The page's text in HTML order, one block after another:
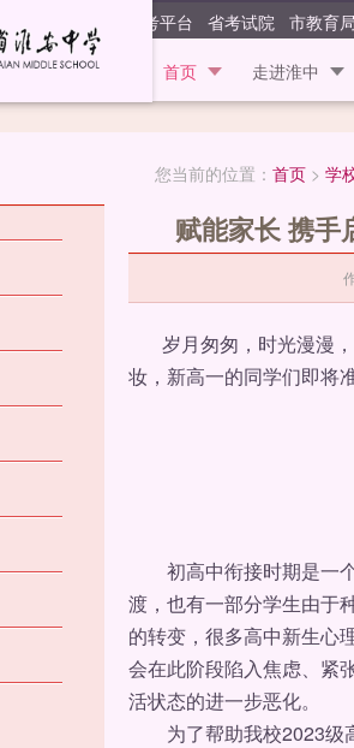
江苏省淮
首页 走进淮中
阳光高考平台 省考试院 市教育
您当前的位置： 首页> 学
赋能家长 携
岁月匆匆，时光漫漫，
妆，新高一的同学们即将
初高中衔接时期是一个
渡，也有一部分学生由于
的转变，很多高中新生心
会在此阶段陷入焦虑、紧
活状态的进一步恶化。
为了帮助我校2023级